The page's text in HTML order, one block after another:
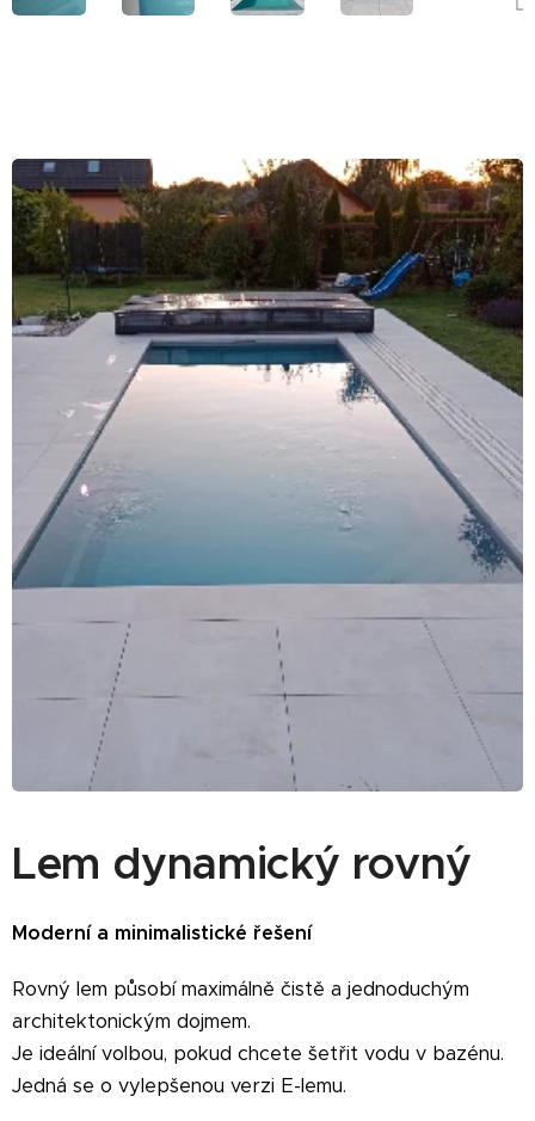
Lem dynamický rovný
Moderní a minimalistické řešení
Rovný lem působí maximálně čistě a jednoduchým
architektonickým dojmem.
Je ideální volbou, pokud chcete šetřit vodu v bazénu.
Jedná se o vylepšenou verzi E-lemu.